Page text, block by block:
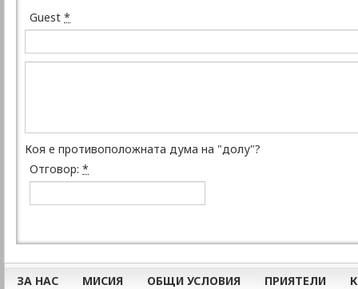
Guest *
Коя е противоположната дума на "долу"?
Отговор: *
ЗА НАС МИСИЯ ОБЩИ УСЛОВИЯ ПРИЯТЕЛИ